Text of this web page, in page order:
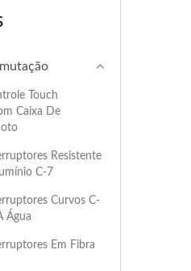
Touch
Caixa De
Resistente
C-7
Curvos C-
Água
Em Fibra